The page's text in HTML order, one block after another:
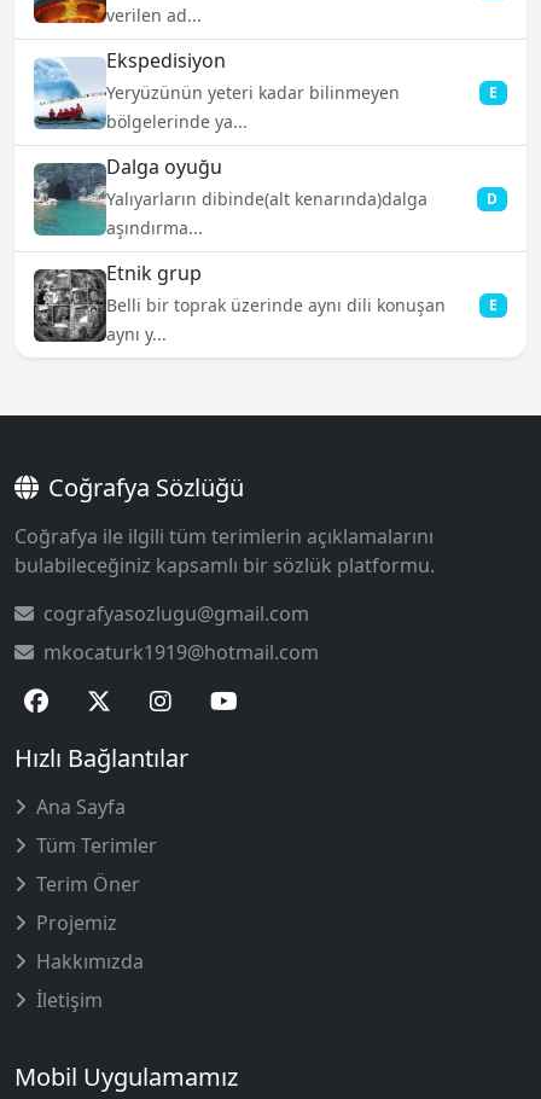
verilen ad...
Ekspedisiyon
Yeryüzünün yeteri kadar bilinmeyen
bölgelerinde ya...
E
Dalga oyuğu
Yalıyarların dibinde(alt kenarında)dalga
aşındırma...
D
Etnik grup
Belli bir toprak üzerinde aynı dili konuşan
aynı y...
E
Coğrafya Sözlüğü
Coğrafya ile ilgili tüm terimlerin açıklamalarını
bulabileceğiniz kapsamlı bir sözlük platformu.
cografyasozlugu@gmail.com
mkocaturk1919@hotmail.com
Hızlı Bağlantılar
Ana Sayfa
Tüm Terimler
Terim Öner
Projemiz
Hakkımızda
İletişim
Mobil Uygulamamız